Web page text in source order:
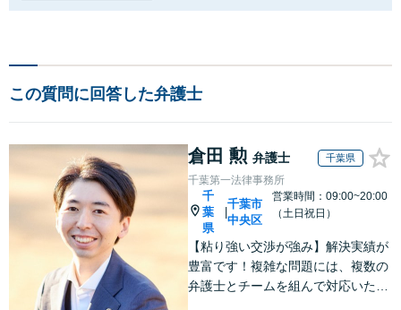
この質問に回答した弁護士
倉田 勲 弁護士 千葉県
千葉第一法律事務所
千
葉
県
千葉市
中央区
営業時間：09:00~20:00
（土日祝日）
【粘り強い交渉が強み】解決実績が
豊富です！複雑な問題には、複数の
弁護士とチームを組んで対応いたし